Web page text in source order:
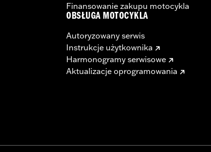
Finansowanie zakupu motocykla
OBSŁUGA MOTOCYKLA
Autoryzowany serwis
Instrukcje użytkownika
Harmonogramy serwisowe
Aktualizacje oprogramowania